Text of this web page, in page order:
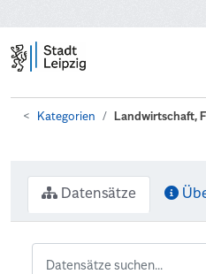
Kategorien Landwirtschaft,
Datensätze